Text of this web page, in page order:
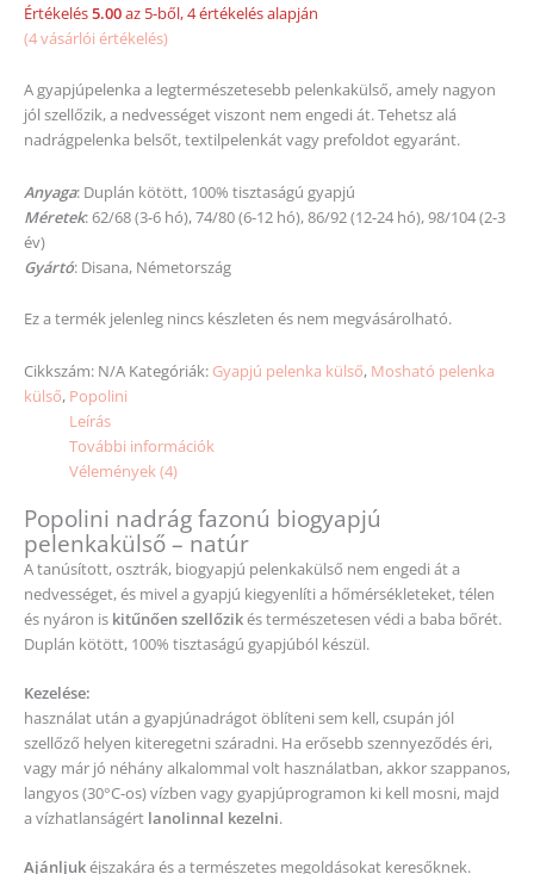
Értékelés5.00az 5-ből,4értékelés alapján
(4vásárlói értékelés)
A gyapjúpelenka a legtermészetesebb pelenkakülső, amely nagyon
jól szellőzik, a nedvességet viszont nem engedi át. Tehetsz alá
nadrágpelenka belsőt, textilpelenkát vagy prefoldot egyaránt.
Anyaga: Duplán kötött, 100% tisztaságú gyapjú
Méretek: 62/68 (3-6 hó), 74/80 (6-12 hó), 86/92 (12-24 hó), 98/104 (2-3
év)
Gyártó: Disana, Németország
Ez a termék jelenleg nincs készleten és nem megvásárolható.
Cikkszám: N/A Kategóriák: Gyapjú pelenka külső, Mosható pelenka
külső, Popolini
Leírás
További információk
Vélemények (4)
Popolini nadrág fazonú biogyapjú
pelenkakülső – natúr
A tanúsított, osztrák, biogyapjú pelenkakülső nem engedi át a
nedvességet, és mivel a gyapjú kiegyenlíti a hőmérsékleteket, télen
és nyáron is kitűnően szellőzikés természetesen védi a baba bőrét.
Duplán kötött, 100% tisztaságú gyapjúból készül.
Kezelése:
használat után a gyapjúnadrágot öblíteni sem kell, csupán jól
szellőző helyen kiteregetni száradni. Ha erősebb szennyeződés éri,
vagy már jó néhány alkalommal volt használatban, akkor szappanos,
langyos (30°C-os) vízben vagy gyapjúprogramon ki kell mosni, majd
a vízhatlanságért lanolinnal kezelni.
Ajánljukéjszakára és a természetes megoldásokat keresőknek.